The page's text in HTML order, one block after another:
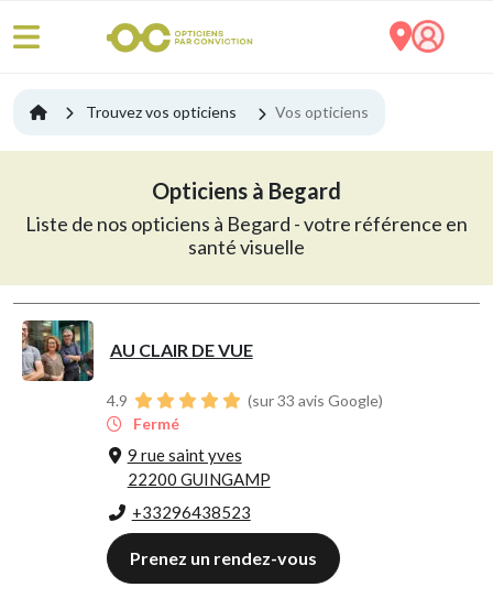
Trouvez vos opticiens Vos opticiens
Opticiens à Begard
Liste de nos opticiens à Begard - votre référence en
santé visuelle
AU CLAIR DE VUE
4.9
(sur 33 avis Google)
Fermé
9 rue saint yves
22200 GUINGAMP
+33296438523
Prenez un rendez-vous